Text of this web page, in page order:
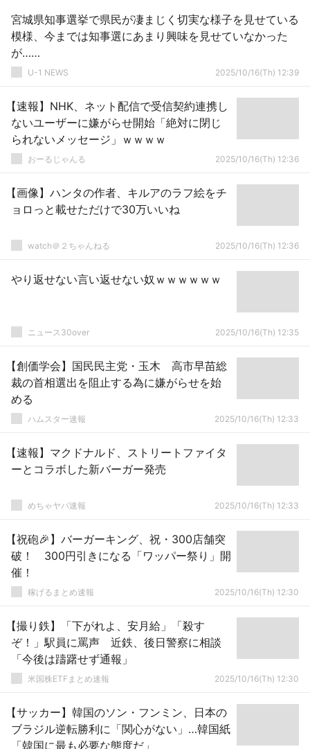
宮城県知事選挙で県民が凄まじく切実な様子を見せている
模様、今までは知事選にあまり興味を見せていなかった
が……
U-1 NEWS 2025/10/16(Th) 12:39
【速報】NHK、ネット配信で受信契約連携し
ないユーザーに嫌がらせ開始「絶対に閉じ
られないメッセージ」ｗｗｗｗ
おーるじゃんる 2025/10/16(Th) 12:36
【画像】ハンタの作者、キルアのラフ絵をチ
ョロっと載せただけで30万いいね
watch＠２ちゃんねる 2025/10/16(Th) 12:36
やり返せない言い返せない奴ｗｗｗｗｗｗ
ニュース30over 2025/10/16(Th) 12:35
【創価学会】国民民主党・玉木 高市早苗総
裁の首相選出を阻止する為に嫌がらせを始
める
ハムスター速報 2025/10/16(Th) 12:33
【速報】マクドナルド、ストリートファイタ
ーとコラボした新バーガー発売
めちゃヤバ速報 2025/10/16(Th) 12:33
【祝砲🎉】バーガーキング、祝・300店舗突
破！ 300円引きになる「ワッパー祭り」開
催！
稼げるまとめ速報 2025/10/16(Th) 12:30
【撮り鉄】「下がれよ、安月給」「殺す
ぞ！」駅員に罵声 近鉄、後日警察に相談
「今後は躊躇せず通報」
米国株ETFまとめ速報 2025/10/16(Th) 12:30
【サッカー】韓国のソン・フンミン、日本の
ブラジル逆転勝利に「関心がない」…韓国紙
「韓国に最も必要な態度だ」